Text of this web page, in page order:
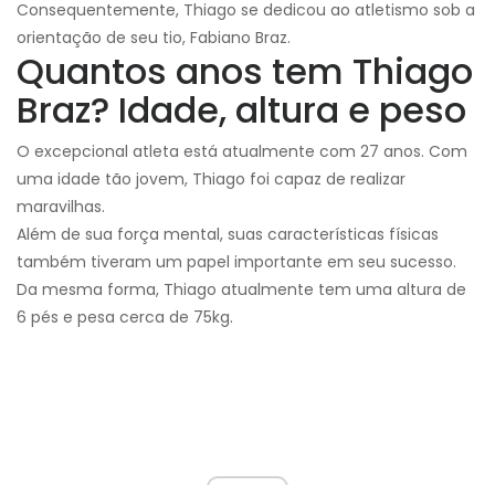
Consequentemente, Thiago se dedicou ao atletismo sob a
orientação de seu tio, Fabiano Braz.
Quantos anos tem Thiago
Braz? Idade, altura e peso
O excepcional atleta está atualmente com 27 anos. Com
uma idade tão jovem, Thiago foi capaz de realizar
maravilhas.
Além de sua força mental, suas características físicas
também tiveram um papel importante em seu sucesso.
Da mesma forma, Thiago atualmente tem uma altura de
6 pés e pesa cerca de 75kg.